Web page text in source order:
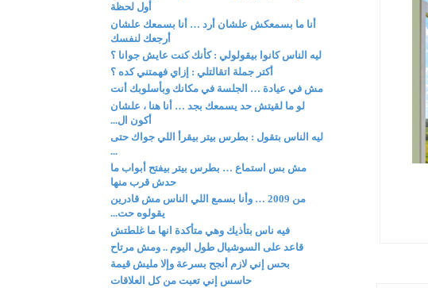
أول لحظة
أنا ما بسمعكش علشان أرد … أنا بسمعك علشان
أرجعك لنفسك
ليه الناس كانوا بيقولولي : كأنك كنت عايش جوانا ؟
أكتر جملة اتقالتلي : إزاي فهمتني كده ؟
مش في عيادة … الجلسة في مكانك وبأسلوبك أنت
لو ما لقيتش حد يسمعك بجد … أنا هنا ، علشان
أكون ال...
ليه الناس بتقول : بطرس بيتر بيقرأ اللي جواك حتى
...
مش بس استماع … بطرس بيتر بيفتح أبواب ما
حدش قرب منها
من 2009 … وأنا بسمع اللي الناس مش قادرين
يقولوه حت...
فيه ناس بتأذيك وهي متأكدة انها ما غلطتش
قاعد على السوشيال طول اليوم .. ومش مرتاح
بحس إني لازم أنجح بسرعة وإلا مليش قيمة
حاسس إني تعبت من كل العلاقات